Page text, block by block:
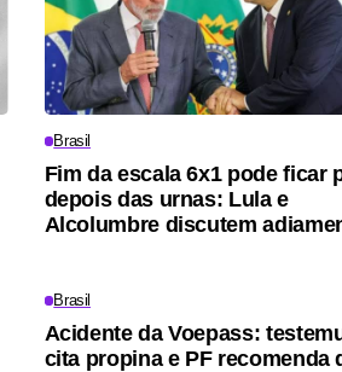
Brasil
Fim da escala 6x1 pode ficar
depois das urnas: Lula e
Alcolumbre discutem
Brasil
Acidente da Voepass:
cita propina e PF recomenda